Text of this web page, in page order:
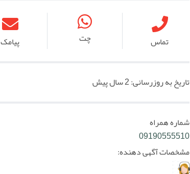
تماس چت پیامک
تاریخ به روزرسانی:2 سال پیش
شماره همراه
09190555510
مشخصات آگهی دهنده: